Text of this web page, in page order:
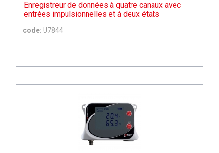
Enregistreur de données à quatre canaux avec
entrées impulsionnelles et à deux états
code: U7844